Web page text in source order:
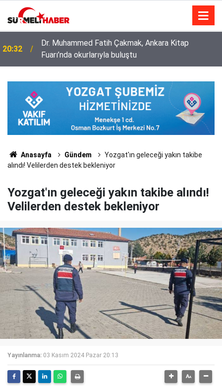
14:52
Diyanet İşleri Başkanlığı ile Türkiye Diyanet Vakfı
milyonları sevindirdi
Anasayfa Gündem
Yozgat'ın geleceği yakın takibe
alındı! Velilerden destek bekleniyor
Yozgat'ın geleceği yakın takibe alındı!
Velilerden destek bekleniyor
Yayınlanma: 03 Kasım 2024 Pazar 20:13